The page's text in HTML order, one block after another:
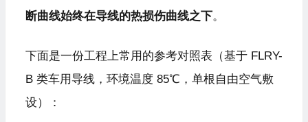
断曲线始终在导线的热损伤曲线之下。
下面是一份工程上常用的参考对照表（基于 FLRY-
B 类车用导线，环境温度 85℃，单根自由空气敷
设）：